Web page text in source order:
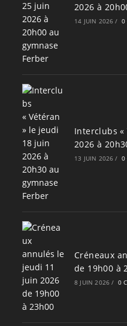
2026 à
14 JUIN 2026 / 0
Interclubs
2026 à
13 JUIN 2026 / 0
Créneaux
de 19h00 à
8 JUIN 2026 / 0